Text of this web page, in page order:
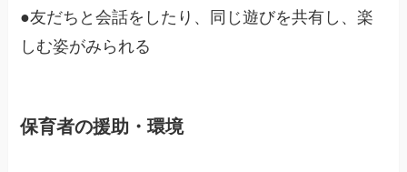
●友だちと会話をしたり、同じ遊びを共有し、楽
しむ姿がみられる
保育者の援助・環境